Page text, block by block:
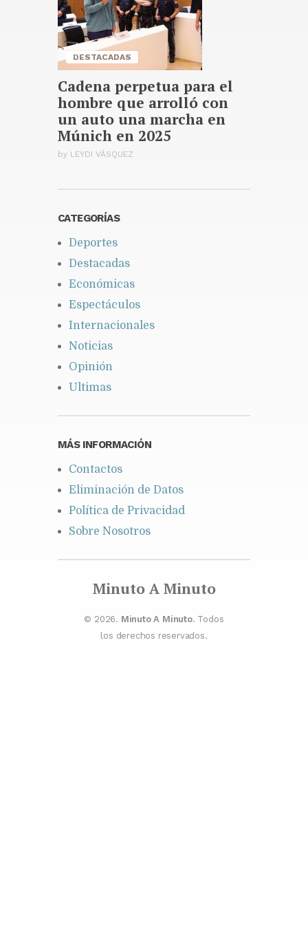
DESTACADAS
Cadena perpetua para el
hombre que arrolló con
un auto una marcha en
Múnich en 2025
by LEYDI VÁSQUEZ
CATEGORÍAS
Deportes
Destacadas
Económicas
Espectáculos
Internacionales
Noticias
Opinión
Ultimas
MÁS INFORMACIÓN
Contactos
Eliminación de Datos
Política de Privacidad
Sobre Nosotros
Minuto A Minuto
© 2026. Minuto A Minuto. Todos
los derechos reservados.